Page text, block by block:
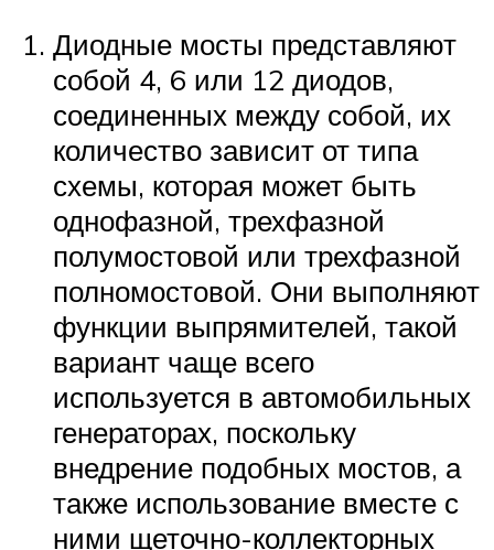
Диодные мосты представляют
собой 4, 6 или 12 диодов,
соединенных между собой, их
количество зависит от типа
схемы, которая может быть
однофазной, трехфазной
полумостовой или трехфазной
полномостовой. Они выполняют
функции выпрямителей, такой
вариант чаще всего
используется в автомобильных
генераторах, поскольку
внедрение подобных мостов, а
также использование вместе с
ними щеточно-коллекторных